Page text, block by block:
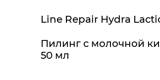
Пилинг с молочной
50 мл